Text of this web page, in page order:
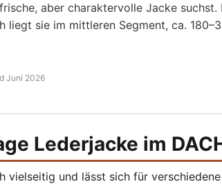
aber charaktervolle Jacke suchst.
liegt sie im mittleren Segment, ca.
Juni 2026
Lederjacke im
vielseitig und lässt sich für